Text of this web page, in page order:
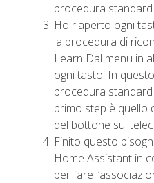
procedura standard.
Ho riaperto ogni
la procedura di
Learn Dal menu in
ogni tasto. In
procedura
primo step è quello
del bottone sul
Finito questo
Home Assistant in
per fare